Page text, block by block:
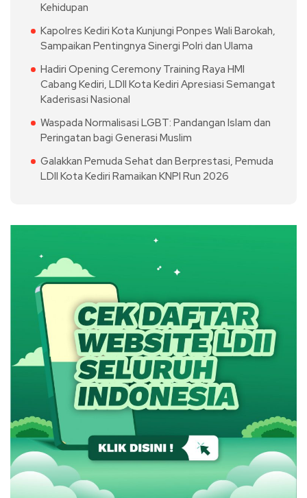
Kehidupan
Kapolres Kediri Kota Kunjungi Ponpes Wali Barokah,
Sampaikan Pentingnya Sinergi Polri dan Ulama
Hadiri Opening Ceremony Training Raya HMI
Cabang Kediri, LDII Kota Kediri Apresiasi Semangat
Kaderisasi Nasional
Waspada Normalisasi LGBT: Pandangan Islam dan
Peringatan bagi Generasi Muslim
Galakkan Pemuda Sehat dan Berprestasi, Pemuda
LDII Kota Kediri Ramaikan KNPI Run 2026